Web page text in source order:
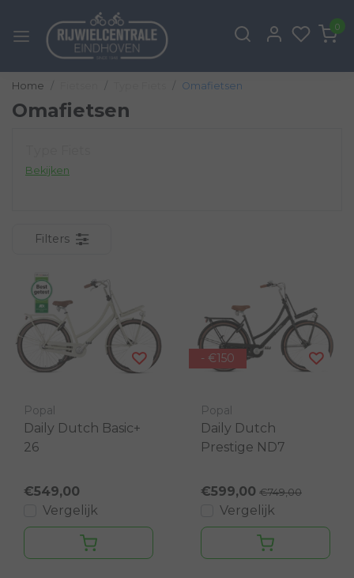
0
Home Omafietsen
Omafietsen
Bekijken
Filters
Popal
Daily Dutch Basic+
26
€549,00
Vergelijk
- €150
Popal
Daily Dutch
Prestige ND7
€599,00 €749,00
Vergelijk